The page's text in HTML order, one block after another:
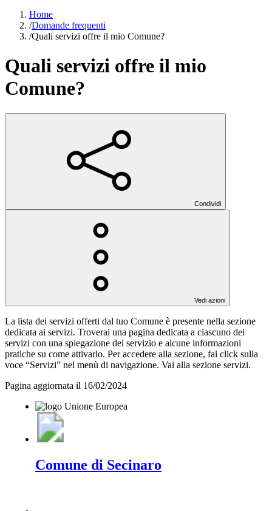
Home
/Domande frequenti
/Quali servizi offre il mio Comune?
Quali servizi offre il mio
Comune?
Condividi
Vedi azioni
La lista dei servizi offerti dal tuo Comune è presente nella sezione
dedicata ai servizi. Troverai una pagina dedicata a ciascuno dei
servizi con una spiegazione del servizio e alcune informazioni
pratiche su come attivarlo. Per accedere alla sezione, fai click sulla
voce “Servizi” nel menù di navigazione. Vai alla sezione servizi.
Pagina aggiornata il 16/02/2024
Comune di Secinaro